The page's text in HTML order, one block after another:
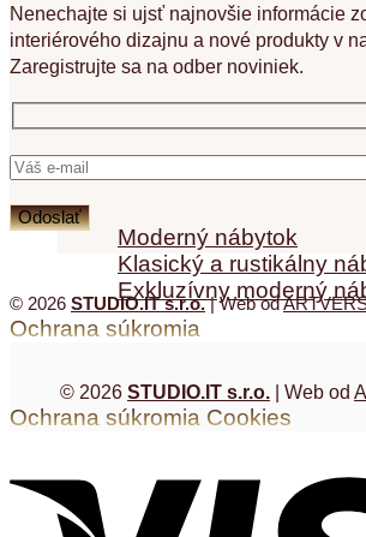
Nábytok
Moderný nábytok
Klasický a rustikálny
Exkluzívny moderný
Nenechajte si ujsť najnovšie informácie
interiérového dizajnu a nové produkty v
Zaregistrujte sa na odber noviniek.
© 2026 STUDIO.IT s.r.o.| Web od
Ochrana súkromia
© 2026 STUDIO.IT s.r.o. | Web od
Ochrana súkromia Cookies